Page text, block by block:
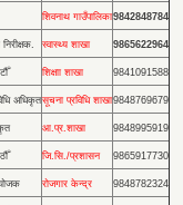
शिवनाथ गाउँपालिका9842848784
स्वास्थ्य शाखा 9865622964
शिक्षाा शाखा 9841091588
अधिकृतसूचना प्रविधि शाखा9848769679
आ.प्र.शाखा 9848995919
जि.सि./प्रशासन 9865917730
रोजगार केन्द्र 9848782324